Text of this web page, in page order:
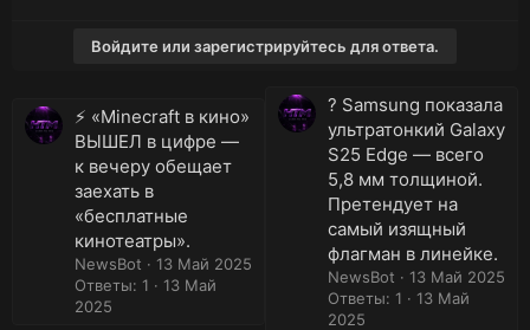
Войдите или зарегистрируйтесь для ответа.
⚡️ «Minecraft в кино»
ВЫШЕЛ в цифре —
к вечеру обещает
заехать в
«бесплатные
кинотеатры».
NewsBot
13 Май 2025
Ответы: 1
13 Май
2025
? Samsung показала
ультратонкий Galaxy
S25 Edge — всего
5,8 мм толщиной.
Претендует на
самый изящный
флагман в линейке.
NewsBot
13 Май 2025
Ответы: 1
13 Май
2025